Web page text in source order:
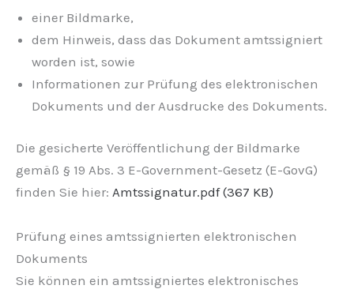
einer Bildmarke,
dem Hinweis, dass das Dokument amtssigniert
worden ist, sowie
Informationen zur Prüfung des elektronischen
Dokuments und der Ausdrucke des Dokuments.
Die gesicherte Veröffentlichung der Bildmarke
gemäß § 19 Abs. 3 E-Government-Gesetz (E-GovG)
finden Sie hier: Amtssignatur.pdf (367 KB)
Prüfung eines amtssignierten elektronischen
Dokuments
Sie können ein amtssigniertes elektronisches